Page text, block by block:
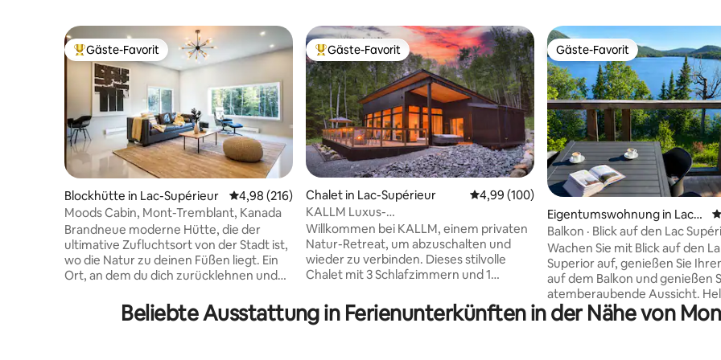
Beliebter Gäste-Favorit.
Gäste-Favorit
Blockhütte in Lac-Supérieur Durchschnittliche Bewertung: 4,98 von 5, 216 Bewertungen
4,98 (216)
Moods Cabin, Mont-Tremblant, Kanada
Brandneue moderne Hütte, die der
ultimative Zufluchtsort von der Stadt ist,
wo die Natur zu deinen Füßen liegt. Ein
Ort, an dem du dich zurücklehnen und
zu bestimmen. Genieße das gemütliche
Wohnzimmer und verbringe Filmabende
Beliebter Gäste-Favorit.
Gäste-Favorit
Chalet in Lac-Supérieur Durchschnittliche Bewertung: 4,99 von 5,
4,99 (100)
KALLM Luxus-
Chalet•Sauna•Whirlpool•Privatstrand•8 Hektar
Willkommen bei KALLM, einem privaten
Natur-Retreat, um abzuschalten und
wieder zu verbinden. Dieses stilvolle
Chalet mit 3 Schlafzimmern und 1
Hektar großen bewaldeten Anwesen,
umgeben von Wanderwegen, Bächen
Gäste-Favorit
Gäste-Favorit
Eigentumswohnung in Lac-S
upérieur
Balkon · Blick auf den Lac
Café · Kamin
Wachen Sie mit Blick auf den
Superior auf, genießen Sie
auf dem Balkon und genießen
atemberaubende Aussicht.
Eckwohnung im dritten Stock,
wenige Minuten von Mont-
Beliebte Ausstattung in Ferienunterkünften in der Nähe von